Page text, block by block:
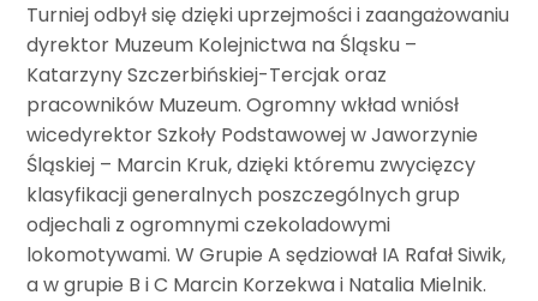
Turniej odbył się dzięki uprzejmości i zaangażowaniu
dyrektor Muzeum Kolejnictwa na Śląsku –
Katarzyny Szczerbińskiej-Tercjak oraz
pracowników Muzeum. Ogromny wkład wniósł
wicedyrektor Szkoły Podstawowej w Jaworzynie
Śląskiej – Marcin Kruk, dzięki któremu zwycięzcy
klasyfikacji generalnych poszczególnych grup
odjechali z ogromnymi czekoladowymi
lokomotywami. W Grupie A sędziował IA Rafał Siwik,
a w grupie B i C Marcin Korzekwa i Natalia Mielnik.